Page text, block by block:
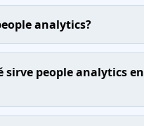
analytics?
sirve people analytics en